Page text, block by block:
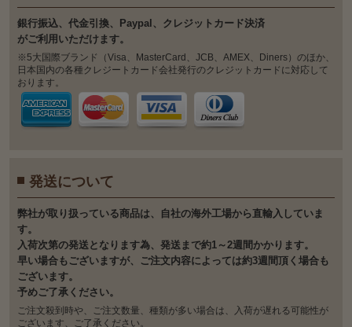
銀⾏振込、代⾦引換、Paypal、クレジットカード決済
がご利⽤いただけます。
※5大国際ブランド（Visa、MasterCard、JCB、AMEX、Diners）のほか、
日本国内の各種クレジートカード会社発行のクレジットカードに対応して
おります。
発送について
弊社が取り扱っている商品は、自社の海外工場から直輸入していま
す。
入荷次第の発送となります為、発送まで約1～2週間かかります。
早い場合もございますが、ご注文内容によっては約3週間頂く場合も
ございます。
予めご了承ください。
ご注文殺到時や、ご注文数量、種類が多い場合は、入荷が遅れる可能性が
ございます、ご了承ください。